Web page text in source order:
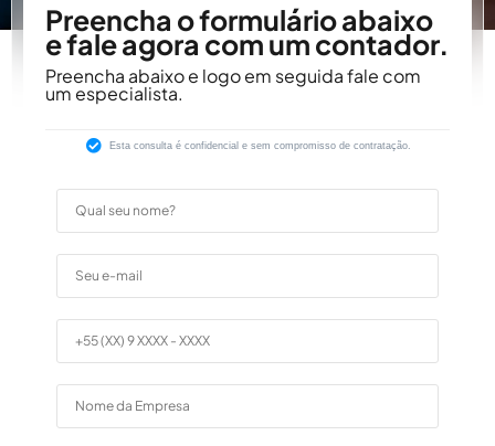
Preencha o formulário abaixo
e fale agora com um contador.
Preencha abaixo e logo em seguida fale com
um especialista.
Esta consulta é confidencial e sem compromisso de contratação.